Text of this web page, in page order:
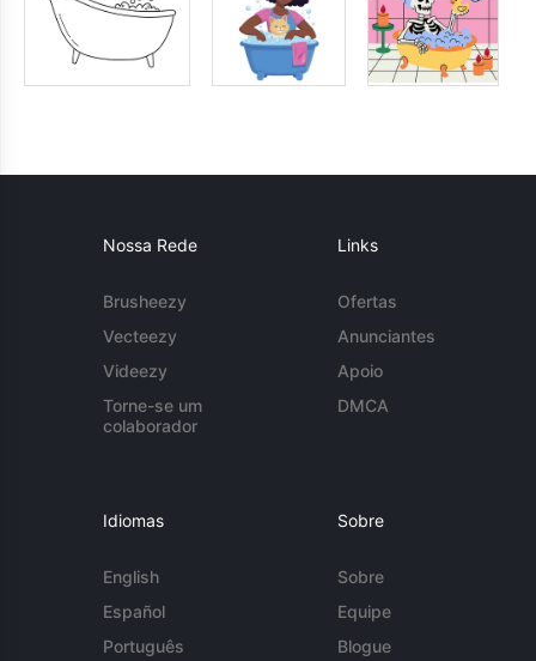
Nossa Rede
Brusheezy
Vecteezy
Videezy
Torne-se um
colaborador
Links
Ofertas
Anunciantes
Apoio
DMCA
Idiomas
English
Español
Português
Sobre
Sobre
Equipe
Blogue